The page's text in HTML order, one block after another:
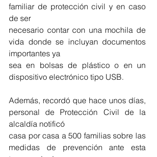
familiar de protección civil y en caso
de ser
necesario contar con una mochila de
vida donde se incluyan documentos
importantes ya
sea en bolsas de plástico o en un
dispositivo electrónico tipo USB.
Además, recordó que hace unos días,
personal de Protección Civil de la
alcaldía notificó
casa por casa a 500 familias sobre las
medidas de prevención ante esta